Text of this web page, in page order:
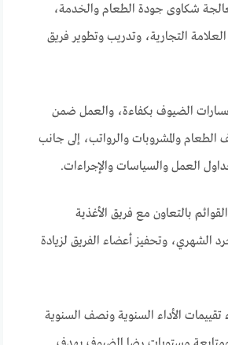
شكاوى جودة الطعام والخدمة،
العلامة التجارية، وتدريب وتطوير فريق
الضيوف بكفاءة، والعمل ضمن
الطعام والمشروبات والرواتب، إلى جانب
العمل والسياسات والإجراءات.
بالتعاون مع فريق الأغذية
الشهري، وتحفيز أعضاء الفريق لزيادة
الأداء السنوية ونصف السنوية